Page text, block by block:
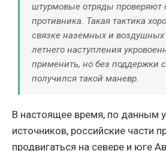
штурмовые отряды проверяют
противника. Такая тактика
связке наземных и воздушных
летнего наступления
применить, но без поддержки
получился такой маневр.
В настоящее время, по данным
источников, российские части
продвигаться на севере и юге